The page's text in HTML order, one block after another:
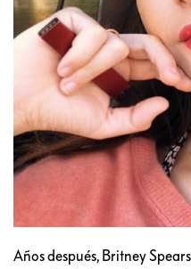
Años después, Britney